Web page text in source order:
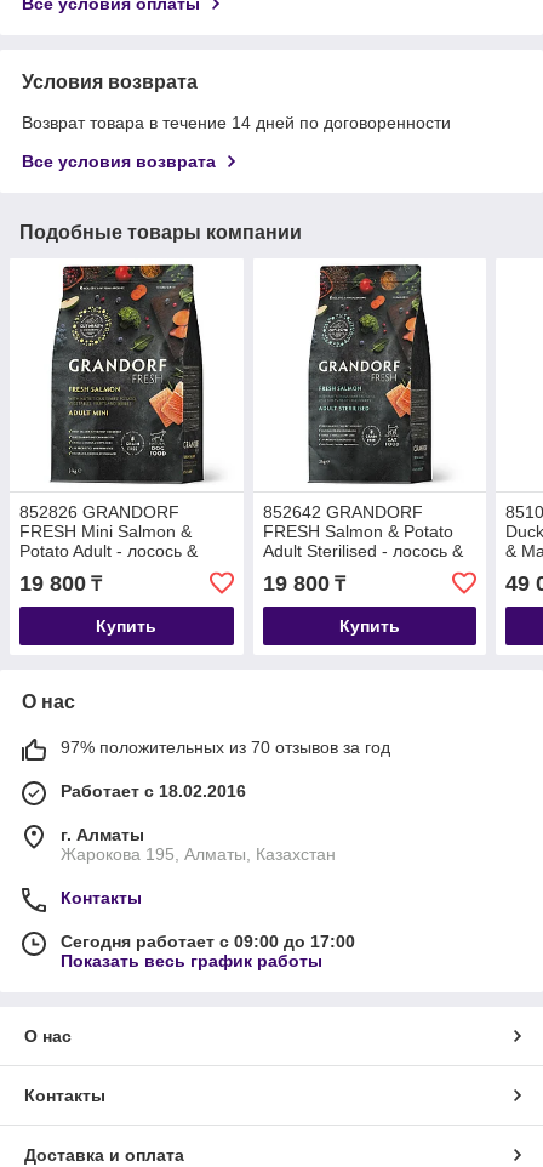
Условия возврата
Возврат товара в течение 14 дней по договоренности
Все условия возврата
Подобные товары компании
852826 GRANDORF
FRESH Mini Salmon &
Potato Adult - лосось &
батат для мини пород уп.
3 кг
19 800 ₸
Купить
852642 GRANDORF
FRESH Salmon & Potato
Adult Sterilised - лосось &
батат для
стерилизованных кошек
уп. 2 кг
19 800₸
Купить
&
49
О нас
97% положительных из 70 отзывов за год
Работает с 18.02.2016
г. Алматы
Жарокова 195, Алматы, Казахстан
Контакты
Сегодня работает с 09:00 до 17:00
Показать весь график работы
О нас
Контакты
Доставка и оплата